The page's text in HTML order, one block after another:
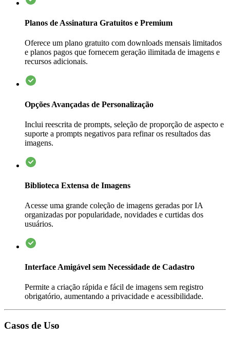
Planos de Assinatura Gratuitos e Premium
Oferece um plano gratuito com downloads mensais limitados
e planos pagos que fornecem geração ilimitada de imagens e
recursos adicionais.
Opções Avançadas de Personalização
Inclui reescrita de prompts, seleção de proporção de aspecto e
suporte a prompts negativos para refinar os resultados das
imagens.
Biblioteca Extensa de Imagens
Acesse uma grande coleção de imagens geradas por IA
organizadas por popularidade, novidades e curtidas dos
usuários.
Interface Amigável sem Necessidade de Cadastro
Permite a criação rápida e fácil de imagens sem registro
obrigatório, aumentando a privacidade e acessibilidade.
Casos de Uso